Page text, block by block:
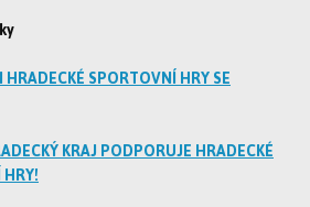
SPORTOVNÍ HRY SE
KRAJ PODPORUJE HRADECKÉ